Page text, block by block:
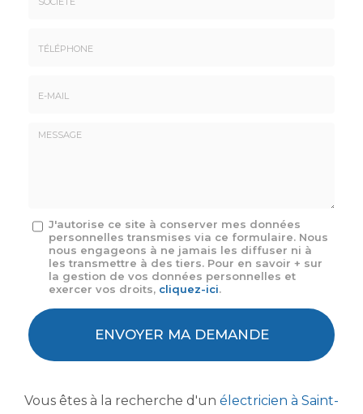
Message
J'autorise ce site à conserver mes données
personnelles transmises via ce formulaire. Nous
nous engageons à ne jamais les diffuser ni à
les transmettre à des tiers. Pour en savoir + sur
la gestion de vos données personnelles et
exercer vos droits, cliquez-ici.
Acceptation
RGPD
ENVOYER MA DEMANDE
Vous êtes à la recherche d'un électricien à Saint-